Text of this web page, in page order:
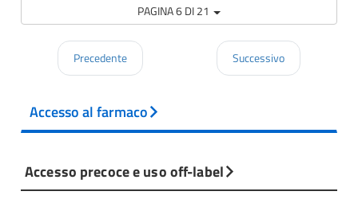
PAGINA 6 DI 21
Precedente Successivo
Accesso al farmaco
Accesso precoce e uso off-label